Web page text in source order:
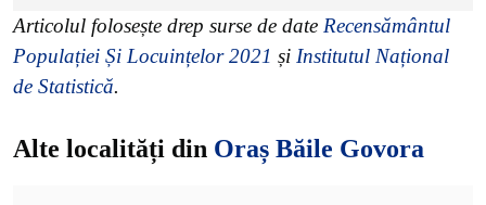
Articolul folosește drep surse de date Recensământul
Populației Și Locuințelor 2021 și Institutul Național
de Statistică.
Alte localități din Oraș Băile Govora